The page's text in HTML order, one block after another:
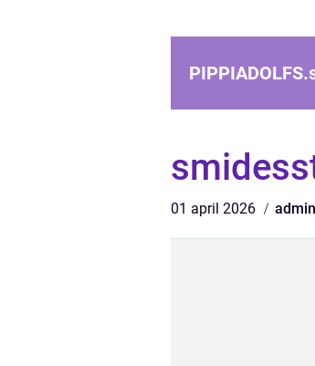
PIPPIADOLFS.
01 april 2026 admin